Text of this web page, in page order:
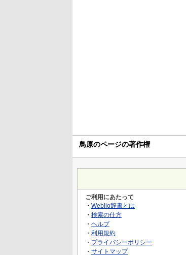
鳥原のページの著作権
ご利用にあたって
・ Weblio辞書とは
・ 検索の仕方
・ ヘルプ
・ 利用規約
・ プライバシーポリシー
・ サイトマップ